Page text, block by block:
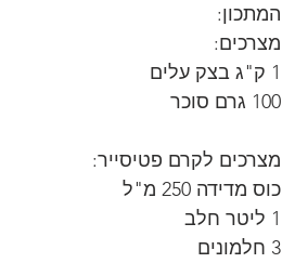
המתכון:
מצרכים:
1 ק"ג בצק עלים
100 גרם סוכר
מצרכים לקרם פטיסייר:
כוס מדידה 250 מ"ל
1 ליטר חלב
3 חלמונים